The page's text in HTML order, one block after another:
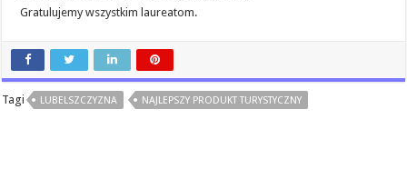
Gratulujemy wszystkim laureatom.
Tagi LUBELSZCZYZNA NAJLEPSZY PRODUKT TURYSTYCZNY